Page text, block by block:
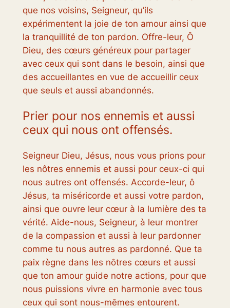
que nos voisins, Seigneur, qu’ils
expérimentent la joie de ton amour ainsi que
la tranquillité de ton pardon. Offre-leur, Ô
Dieu, des cœurs généreux pour partager
avec ceux qui sont dans le besoin, ainsi que
des accueillantes en vue de accueillir ceux
que seuls et aussi abandonnés.
Prier pour nos ennemis et aussi
ceux qui nous ont offensés.
Seigneur Dieu, Jésus, nous vous prions pour
les nôtres ennemis et aussi pour ceux-ci qui
nous autres ont offensés. Accorde-leur, ô
Jésus, ta miséricorde et aussi votre pardon,
ainsi que ouvre leur cœur à la lumière des ta
vérité. Aide-nous, Seigneur, à leur montrer
de la compassion et aussi à leur pardonner
comme tu nous autres as pardonné. Que ta
paix règne dans les nôtres cœurs et aussi
que ton amour guide notre actions, pour que
nous puissions vivre en harmonie avec tous
ceux qui sont nous-mêmes entourent.